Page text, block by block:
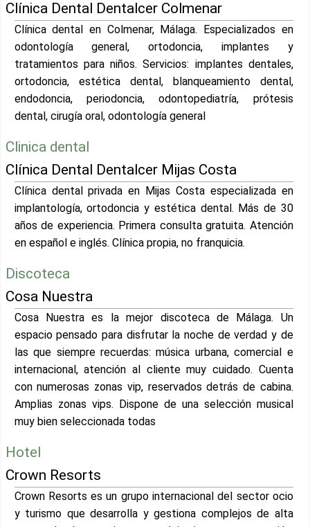
Clínica Dental Dentalcer Colmenar
Clínica dental en Colmenar, Málaga. Especializados en
odontología general, ortodoncia, implantes y
tratamientos para niños. Servicios: implantes dentales,
ortodoncia, estética dental, blanqueamiento dental,
endodoncia, periodoncia, odontopediatría, prótesis
dental, cirugía oral, odontología general
Clinica dental
Clínica Dental Dentalcer Mijas Costa
Clínica dental privada en Mijas Costa especializada en
implantología, ortodoncia y estética dental. Más de 30
años de experiencia. Primera consulta gratuita. Atención
en español e inglés. Clínica propia, no franquicia.
Discoteca
Cosa Nuestra
Cosa Nuestra es la mejor discoteca de Málaga. Un
espacio pensado para disfrutar la noche de verdad y de
las que siempre recuerdas: música urbana, comercial e
internacional, atención al cliente muy cuidado. Cuenta
con numerosas zonas vip, reservados detrás de cabina.
Amplias zonas vips. Dispone de una selección musical
muy bien seleccionada todas
Hotel
Crown Resorts
Crown Resorts es un grupo internacional del sector ocio
y turismo que desarrolla y gestiona complejos de alta